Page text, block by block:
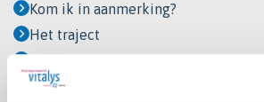
Kom ik in aanmerking?
Het traject
Wordt een maagverkleining vergoed?